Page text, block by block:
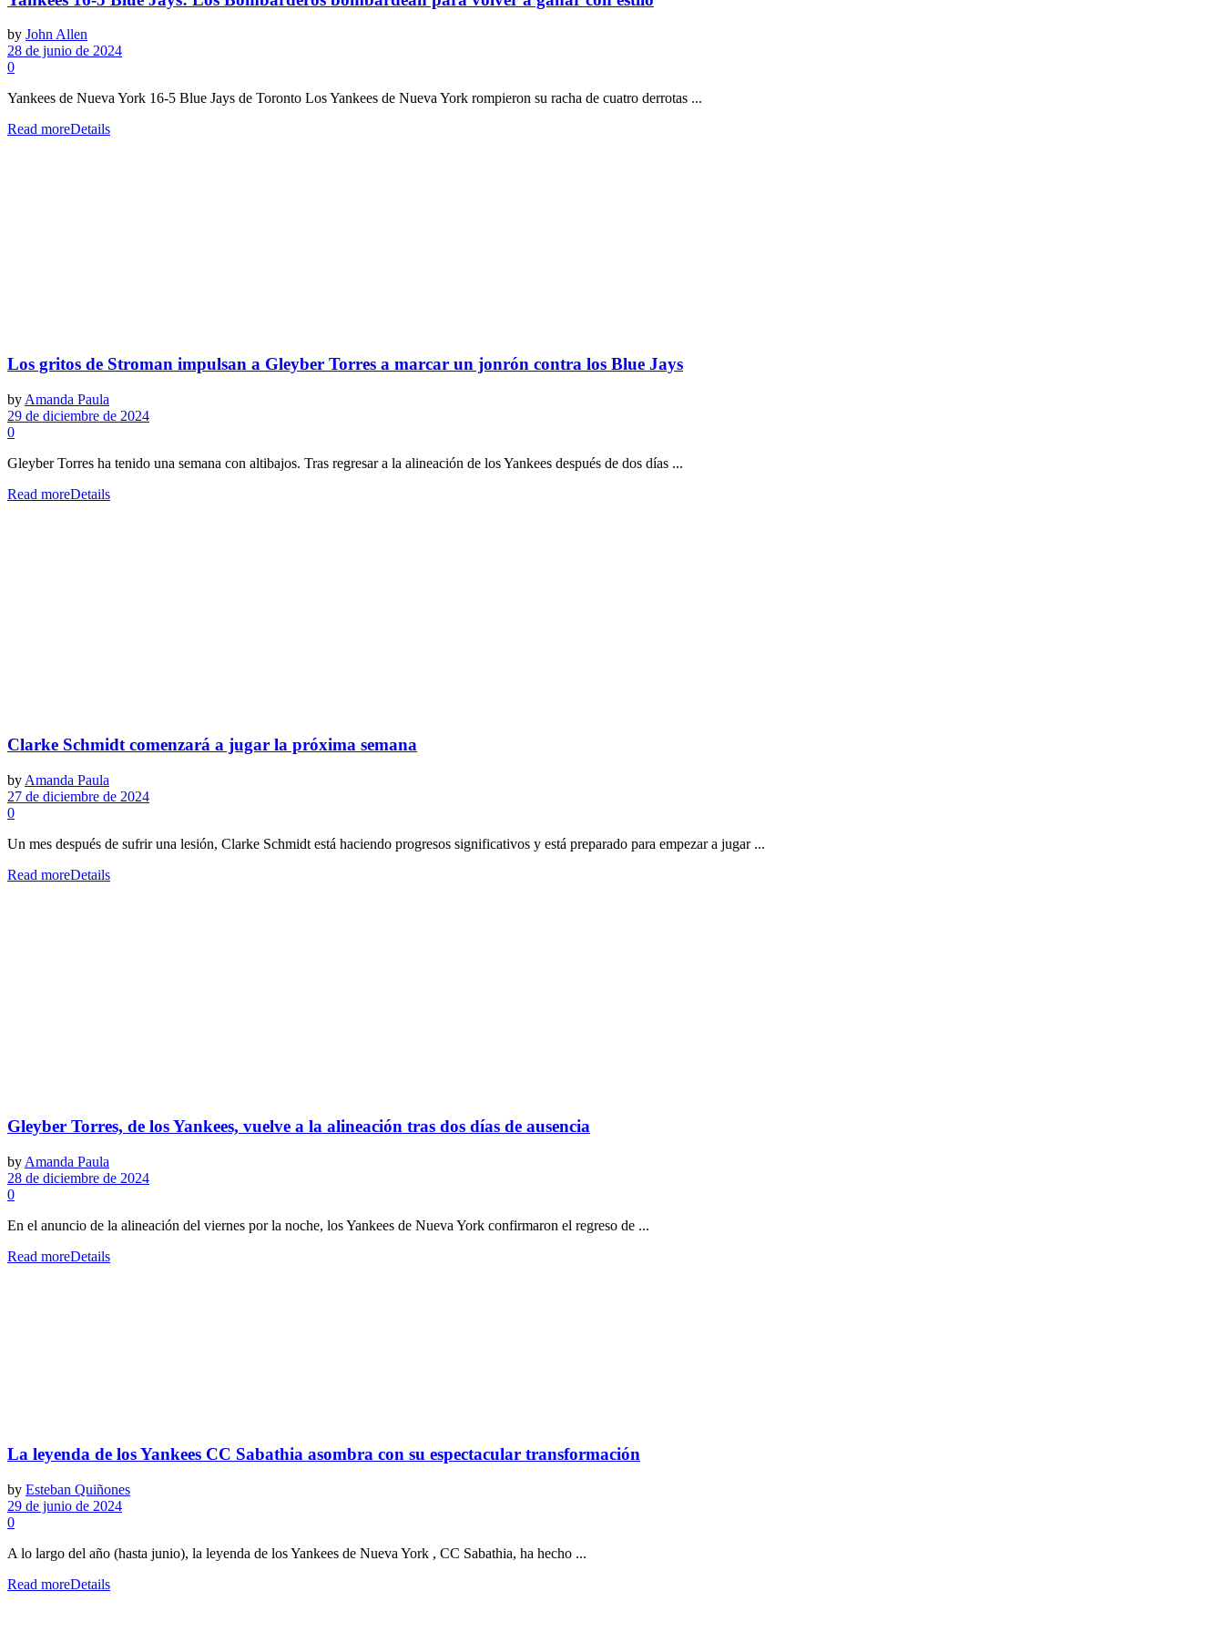
to
by John Allen
28 de junio de 2024
0
Yankees de Nueva York 16-5 Blue Jays de Toronto Los Yankees de Nueva York rompieron su racha de cuatro derrotas ...
Read moreDetails
Los gritos de Stroman impulsan a Gleyber Torres a marcar un jonrón contra los Blue Jays
by Amanda Paula
29 de diciembre de 2024
0
Gleyber Torres ha tenido una semana con altibajos. Tras regresar a la alineación de los Yankees después de dos días ...
Read moreDetails
Clarke Schmidt comenzará a jugar la próxima semana
by Amanda Paula
27 de diciembre de 2024
0
Un mes después de sufrir una lesión, Clarke Schmidt está haciendo progresos significativos y está preparado para empezar a jugar ...
Read moreDetails
Gleyber Torres, de los Yankees, vuelve a la alineación tras dos días de ausencia
by Amanda Paula
28 de diciembre de 2024
0
En el anuncio de la alineación del viernes por la noche, los Yankees de Nueva York confirmaron el regreso de ...
Read moreDetails
La leyenda de los Yankees CC Sabathia asombra con su espectacular transformación
by Esteban Quiñones
29 de junio de 2024
0
A lo largo del año (hasta junio), la leyenda de los Yankees de Nueva York , CC Sabathia, ha hecho ...
Read moreDetails